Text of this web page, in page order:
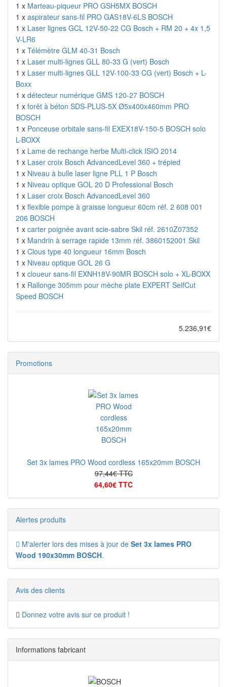
1 x Marteau-piqueur PRO GSH5MX BOSCH
1 x aspirateur sans-fil PRO GAS18V-6LS BOSCH
1 x Laser lignes GCL 12V-50-22 CG Bosch + RM 20 + 4x 1,5
V-LR6
1 x Télémètre GLM 40-31 Bosch
1 x Laser multi-lignes GLL 80-33 G (vert) Bosch
1 x Laser multi-lignes GLL 12V-100-33 CG (vert) Bosch + L-
Boxx
1 x détecteur numérique GMS 120-27 BOSCH
1 x forêt à béton SDS-PLUS-5X Ø5x400x460mm PRO
BOSCH
1 x Ponceuse orbitale sans-fil EXEX18V-150-5 BOSCH solo
L-BOXX
1 x Lame de rechange herbe Multi-click ISIO 2014
1 x Laser croix Bosch AdvancedLevel 360 + trépied
1 x Niveau à bulle laser ligne PLL 1 P Bosch
1 x Niveau optique GOL 20 D Professional Bosch
1 x Laser croix Bosch AdvancedLevel 360
1 x flexible pompe à graisse longueur 60cm réf. 2 608 001
206 BOSCH
1 x carter poignée avant scie-sabre Skil réf. 2610Z07352
1 x Mandrin à serrage rapide 13mm réf. 3860152001 Skil
1 x Clous type 40 longueur 16mm Bosch
1 x Niveau optique GOL 26 G
1 x cloueur sans-fil EXNH18V-90MR BOSCH solo + XL-BOXX
1 x Rallonge 305mm pour mèche plate EXPERT SelfCut
Speed BOSCH
5.236,91€
Promotions
Set 3x lames PRO Wood cordless 165x20mm BOSCH
97,44€ TTC
64,60€ TTC
Alertes produits
M'alerter lors des mises à jour de Set 3x lames PRO
Wood 190x30mm BOSCH.
Avis des clients
Donnez votre avis sur ce produit !
Informations fabricant